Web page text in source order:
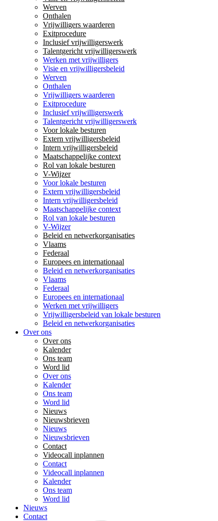
Werven
Onthalen
Vrijwilligers waarderen
Exitprocedure
Inclusief vrijwilligerswerk
Talentgericht vrijwilligerswerk
Werken met vrijwilligers
Visie en vrijwilligersbeleid
Werven
Onthalen
Vrijwilligers waarderen
Exitprocedure
Inclusief vrijwilligerswerk
Talentgericht vrijwilligerswerk
Voor lokale besturen
Extern vrijwilligersbeleid
Intern vrijwilligersbeleid
Maatschappelijke context
Rol van lokale besturen
V-Wijzer
Voor lokale besturen
Extern vrijwilligersbeleid
Intern vrijwilligersbeleid
Maatschappelijke context
Rol van lokale besturen
V-Wijzer
Beleid en netwerkorganisaties
Vlaams
Federaal
Europees en internationaal
Beleid en netwerkorganisaties
Vlaams
Federaal
Europees en internationaal
Werken met vrijwilligers
Vrijwilligersbeleid van lokale besturen
Beleid en netwerkorganisaties
Over ons
Over ons
Kalender
Ons team
Word lid
Over ons
Kalender
Ons team
Word lid
Nieuws
Nieuwsbrieven
Nieuws
Nieuwsbrieven
Contact
Videocall inplannen
Contact
Videocall inplannen
Kalender
Ons team
Word lid
Nieuws
Contact